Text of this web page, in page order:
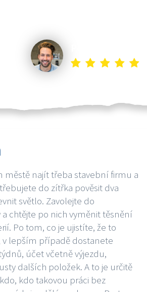
městě najít třeba stavební firmu a
do zítřka pověsit dva
světlo. Zavolejte do
chtějte po nich vyměnit těsnění
Po tom, co je ujistíte, že to
lepším případě dostanete
účet včetně výjezdu,
dalších položek. A to je určitě
kdo takovou práci bez